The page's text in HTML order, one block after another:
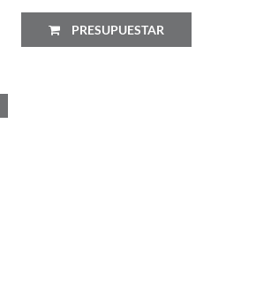
PRESUPUESTAR